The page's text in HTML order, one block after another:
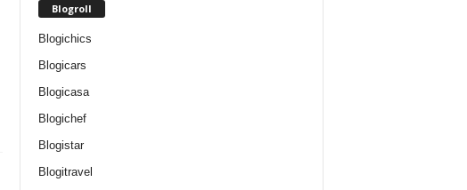
Blogroll
Blogichics
Blogicars
Blogicasa
Blogichef
Blogistar
Blogitravel